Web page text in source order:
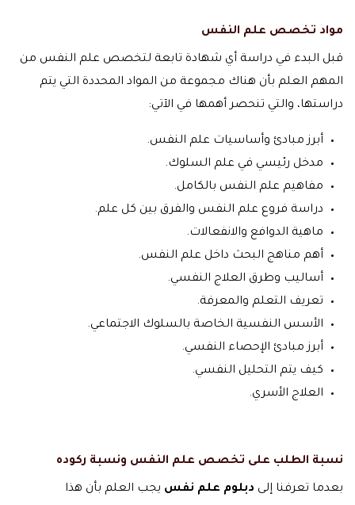
مواد تخصص علم النفس
قبل البدء في دراسة أي شهادة تابعة لتخصص علم النفس من
المهم العلم بأن هناك مجموعة من المواد المحددة التي يتم
دراستها، والتي تنحصر أهمها في الآتي:
أبرز مبادئ وأساسيات علم النفس.
مدخل رئيسي في علم السلوك.
مفاهيم علم النفس بالكامل.
دراسة فروع علم النفس والفرق بين كل علم.
ماهية الدوافع والانفعالات.
أهم مناهج البحث داخل علم النفس.
أساليب وطرق العلاج النفسي.
تعريف التعلم والمعرفة.
الأسس النفسية الخاصة بالسلوك الاجتماعي.
أبرز مبادئ الإحصاء النفسي.
كيف يتم التحليل النفسي.
العلاج الأسري.
نسبة الطلب على تخصص علم النفس ونسبة ركوده
بعدما تعرفنا إلى دبلوم علم نفس يجب العلم بأن هذا